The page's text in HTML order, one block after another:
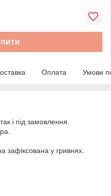
Оплата Умови
і під замовлення.
зафіксована у гривнях.